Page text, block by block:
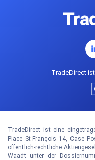
TradeDirect
TradeDirect ist eine
Place St-François 14, Case
öffentlich-rechtliche
Waadt unter der